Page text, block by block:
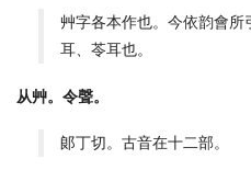
艸字各本作也。今依韵會所
耳、苓耳也。
从艸。令聲。
郞丁切。古音在十二部。